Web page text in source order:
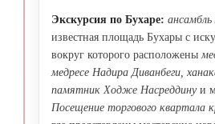
Экскурсия по Бухаре:
известная площадь Бухары с
вокруг которого расположены
медресе Надира Диванбеги,
памятник Ходже Насреддинуи
Посещение торгового квартала